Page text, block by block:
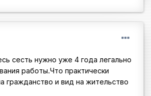
сесть нужно уже 4 года легально
работы.Что практически
гражданство и вид на жительство